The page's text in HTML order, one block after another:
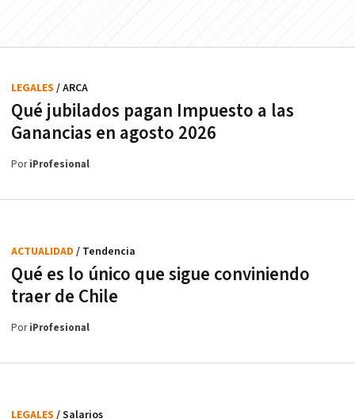
Qué jubilados pagan Impuesto a las
Ganancias en agosto 2026
LEGALES / ARCA
PoriProfesional
Qué es lo único que sigue conviniendo
traer de Chile
ACTUALIDAD / Tendencia
PoriProfesional
LEGALES / Salarios